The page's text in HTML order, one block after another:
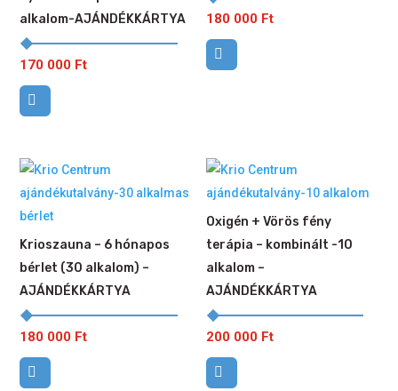
alkalom-AJÁNDÉKKÁRTYA
170 000 Ft
180 000 Ft
Krioszauna – 6 hónapos
bérlet (30 alkalom) –
AJÁNDÉKKÁRTYA
180 000 Ft
Oxigén + Vörös fény
terápia – kombinált -10
alkalom –
AJÁNDÉKKÁRTYA
200 000 Ft